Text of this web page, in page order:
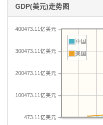
GDP(美元)走势图
473.11亿美元
100473.11亿美元
200473.11亿美元
300473.11亿美元
400473.11亿美元
中国
美国